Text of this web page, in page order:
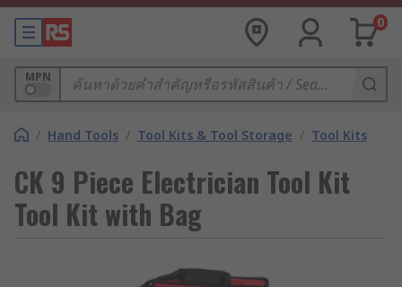
0
MPN
/ Hand Tools / Tool Kits & Tool Storage / Tool Kits
CK 9 Piece Electrician Tool Kit
Tool Kit with Bag